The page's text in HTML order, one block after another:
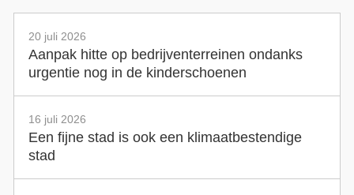
20 juli 2026
Aanpak hitte op bedrijventerreinen ondanks
urgentie nog in de kinderschoenen
16 juli 2026
Een fijne stad is ook een klimaatbestendige
stad